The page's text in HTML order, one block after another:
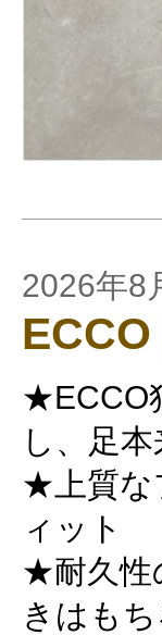
2026年8
★ECCO
し、足
★上質な
ィット
★耐久性
きはも